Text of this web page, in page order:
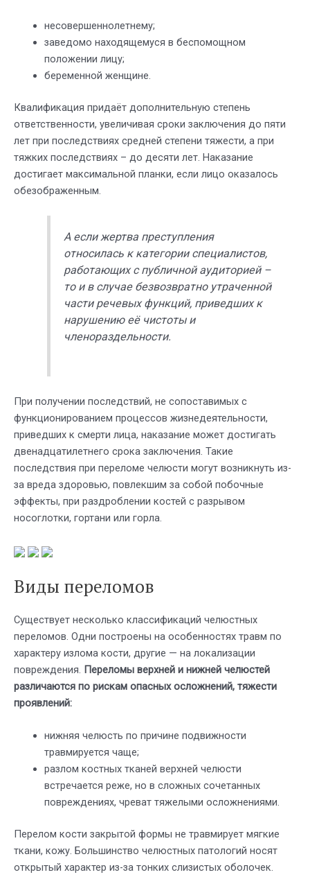
несовершеннолетнему;
заведомо находящемуся в беспомощном
положении лицу;
беременной женщине.
Квалификация придаёт дополнительную степень
ответственности, увеличивая сроки заключения до пяти
лет при последствиях средней степени тяжести, а при
тяжких последствиях – до десяти лет. Наказание
достигает максимальной планки, если лицо оказалось
обезображенным.
А если жертва преступления
относилась к категории специалистов,
работающих с публичной аудиторией –
то и в случае безвозвратно утраченной
части речевых функций, приведших к
нарушению её чистоты и
членораздельности.
При получении последствий, не сопоставимых с
функционированием процессов жизнедеятельности,
приведших к смерти лица, наказание может достигать
двенадцатилетнего срока заключения. Такие
последствия при переломе челюсти могут возникнуть из-
за вреда здоровью, повлекшим за собой побочные
эффекты, при раздроблении костей с разрывом
носоглотки, гортани или горла.
Виды переломов
Существует несколько классификаций челюстных
переломов. Одни построены на особенностях травм по
характеру излома кости, другие — на локализации
повреждения. Переломы верхней и нижней челюстей
различаются по рискам опасных осложнений, тяжести
проявлений:
нижняя челюсть по причине подвижности
травмируется чаще;
разлом костных тканей верхней челюсти
встречается реже, но в сложных сочетанных
повреждениях, чреват тяжелыми осложнениями.
Перелом кости закрытой формы не травмирует мягкие
ткани, кожу. Большинство челюстных патологий носят
открытый характер из-за тонких слизистых оболочек.